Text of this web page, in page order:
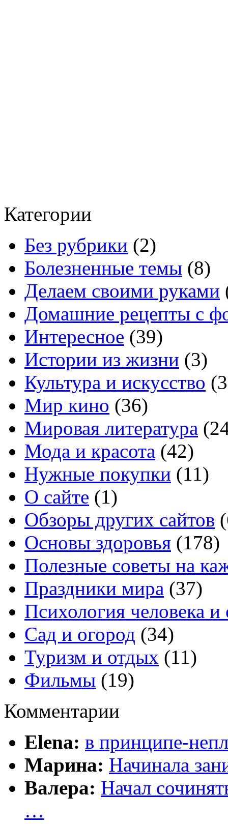
Категории
Без рубрики (2)
Болезненные темы (8)
Делаем своими руками
Домашние рецепты с
Интересное (39)
Истории из жизни (3)
Культура и искусство
Мир кино (36)
Мировая литература
Мода и красота (42)
Нужные покупки (11)
О сайте (1)
Обзоры других сайтов
Основы здоровья (178)
Полезные советы на
Праздники мира (37)
Психология человека
Сад и огород (34)
Туризм и отдых (11)
Фильмы (19)
Комментарии
Elena: в принципе-
Марина: Начинала
Валера: Начал
…